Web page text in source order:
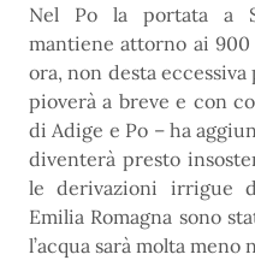
Nel Po la portata a
mantiene attorno ai
ora, non desta
pioverà a breve e con
di Adige e Po – ha
diventerà presto
le derivazioni irrigue
Emilia Romagna sono
l’acqua sarà molta meno